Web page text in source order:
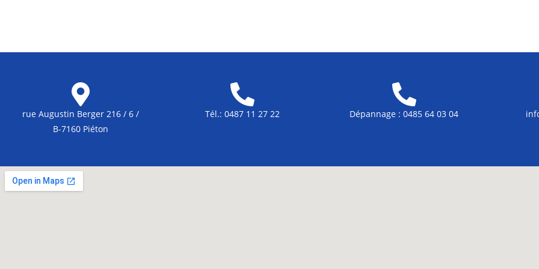
rue Augustin Berger 216 / 6 /
B-7160 Piéton
Tél.: 0487 11 27 22 Dépannage : 0485 64 03 04